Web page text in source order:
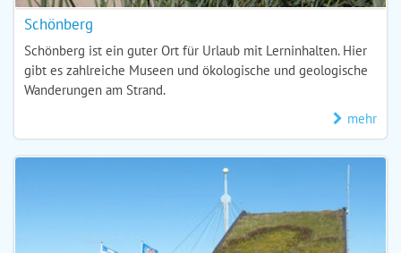
Schönberg
Schönberg ist ein guter Ort für Urlaub mit Lerninhalten. Hier
gibt es zahlreiche Museen und ökologische und geologische
Wanderungen am Strand.
mehr